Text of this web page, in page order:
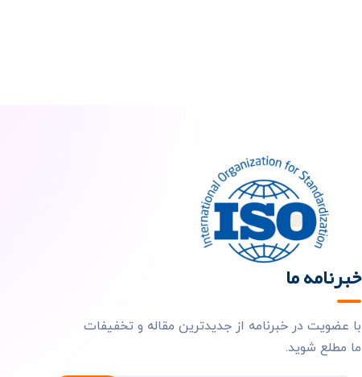
خبرنامه ما
با عضویت در خبرنامه از جدیدترین مقاله و تخفیفات
ما مطلع شوید.